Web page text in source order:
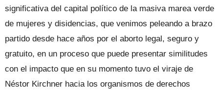
significativa del capital político de la masiva marea verde
de mujeres y disidencias, que venimos peleando a brazo
partido desde hace años por el aborto legal, seguro y
gratuito, en un proceso que puede presentar similitudes
con el impacto que en su momento tuvo el viraje de
Néstor Kirchner hacia los organismos de derechos